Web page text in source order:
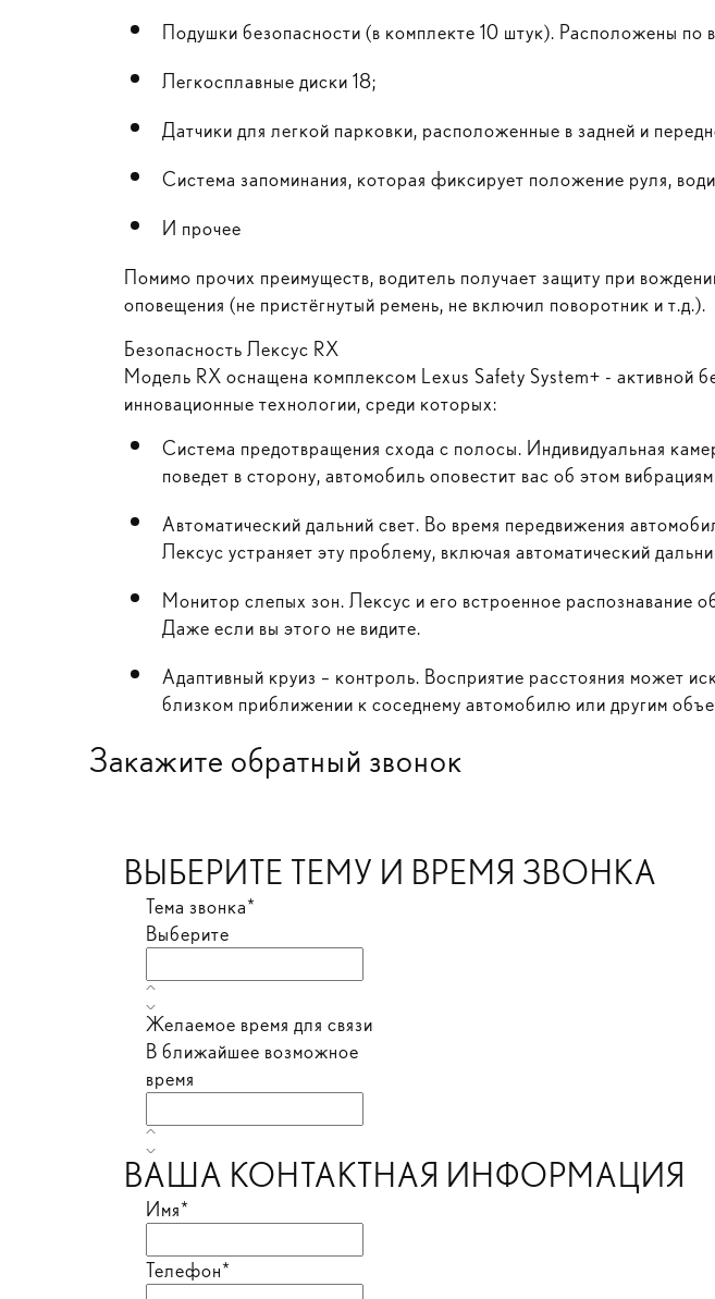
Подушки безопасности (в комплекте 10 штук). Расположены по
Легкосплавные диски 18;
Датчики для легкой парковки, расположенные в задней и
Система запоминания, которая фиксирует положение руля,
И прочее
Помимо прочих преимуществ, водитель получает защиту при
оповещения (не пристёгнутый ремень, не включил поворотник и т.д.).
Безопасность Лексус RX
Модель RX оснащена комплексом Lexus Safety System+ - активной
инновационные технологии, среди которых:
Система предотвращения схода с полосы. Индивидуальная
поведет в сторону, автомобиль оповестит вас об этом
Автоматический дальний свет. Во время передвижения
Лексус устраняет эту проблему, включая автоматический
Монитор слепых зон. Лексус и его встроенное распознавание
Даже если вы этого не видите.
Адаптивный круиз – контроль. Восприятие расстояния может
близком приближении к соседнему автомобилю или другим
Закажите обратный звонок
ВЫБЕРИТЕ ТЕМУ И ВРЕМЯ ЗВОНКА
Тема звонка*
Выберите
Желаемое время для связи
В ближайшее возможное
время
ВАША КОНТАКТНАЯ ИНФОРМАЦИЯ
Имя*
Телефон*